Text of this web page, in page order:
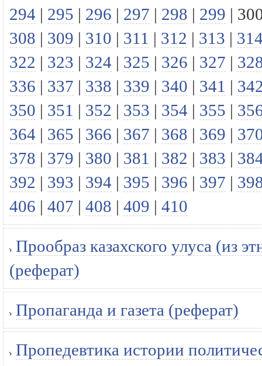
294 | 295 | 296 | 297 | 298 | 299 |
308 | 309 | 310 | 311 | 312 | 313 |
322 | 323 | 324 | 325 | 326 | 327 |
336 | 337 | 338 | 339 | 340 | 341 |
350 | 351 | 352 | 353 | 354 | 355 |
364 | 365 | 366 | 367 | 368 | 369 |
378 | 379 | 380 | 381 | 382 | 383 |
392 | 393 | 394 | 395 | 396 | 397 |
406 | 407 | 408 | 409 | 410
Прообраз казахского улуса (из
(реферат)
Пропаганда и газета (реферат)
Пропедевтика истории